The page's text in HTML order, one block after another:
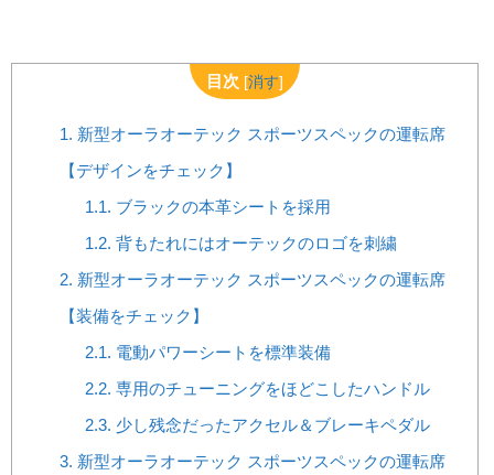
目次 [消す]
1. 新型オーラオーテック スポーツスペックの運転席
【デザインをチェック】
1.1. ブラックの本革シートを採用
1.2. 背もたれにはオーテックのロゴを刺繍
2. 新型オーラオーテック スポーツスペックの運転席
【装備をチェック】
2.1. 電動パワーシートを標準装備
2.2. 専用のチューニングをほどこしたハンドル
2.3. 少し残念だったアクセル＆ブレーキペダル
3. 新型オーラオーテック スポーツスペックの運転席